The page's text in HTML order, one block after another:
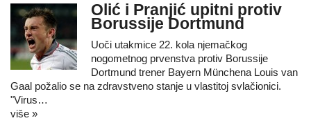
Olić i Pranjić upitni protiv
Borussije Dortmund
Uoči utakmice 22. kola njemačkog
nogometnog prvenstva protiv Borussije
Dortmund trener Bayern Münchena Louis van
Gaal požalio se na zdravstveno stanje u vlastitoj svlačionici.
"Virus…
više »